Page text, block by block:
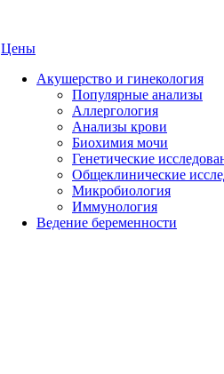
Цены
Акушерство и гинекология
Популярные анализы
Аллергология
Анализы крови
Биохимия мочи
Генетические
Общеклинические
Микробиология
Иммунология
Ведение беременности